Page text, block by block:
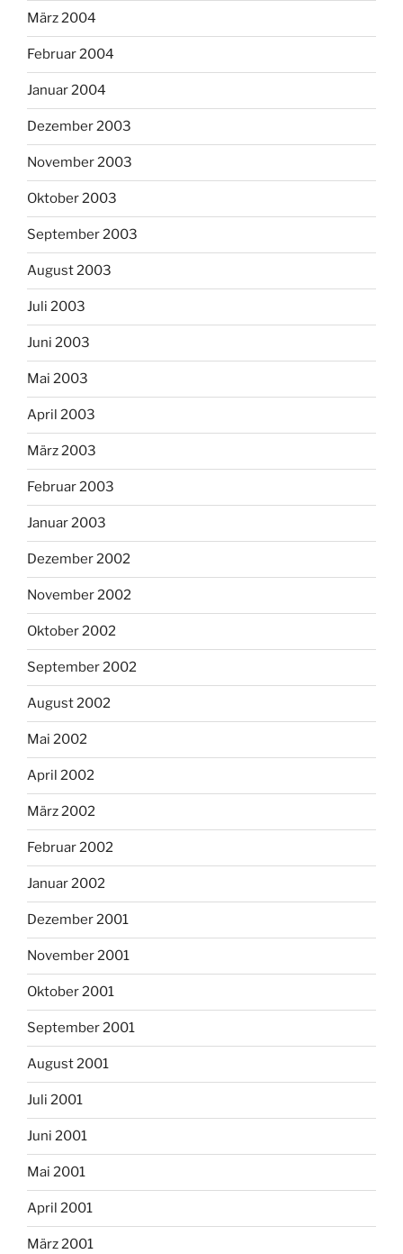
März 2004
Februar 2004
Januar 2004
Dezember 2003
November 2003
Oktober 2003
September 2003
August 2003
Juli 2003
Juni 2003
Mai 2003
April 2003
März 2003
Februar 2003
Januar 2003
Dezember 2002
November 2002
Oktober 2002
September 2002
August 2002
Mai 2002
April 2002
März 2002
Februar 2002
Januar 2002
Dezember 2001
November 2001
Oktober 2001
September 2001
August 2001
Juli 2001
Juni 2001
Mai 2001
April 2001
März 2001